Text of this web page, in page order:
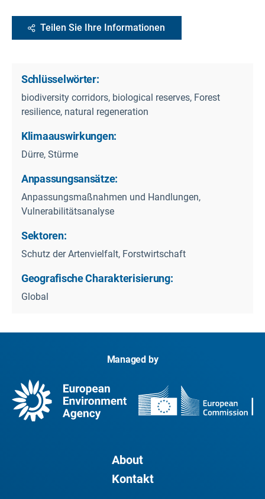
Teilen Sie Ihre Informationen
Schlüsselwörter:
biodiversity corridors, biological reserves, Forest
resilience, natural regeneration
Klimaauswirkungen:
Dürre, Stürme
Anpassungsansätze:
Anpassungsmaßnahmen und Handlungen,
Vulnerabilitätsanalyse
Sektoren:
Schutz der Artenvielfalt, Forstwirtschaft
Geografische Charakterisierung:
Global
Managed by
About
Kontakt